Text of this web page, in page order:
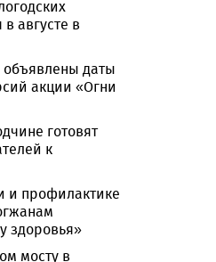
августе в
объявлены даты
акции «Огни
готовят
к
и профилактике
здоровья»
мосту в